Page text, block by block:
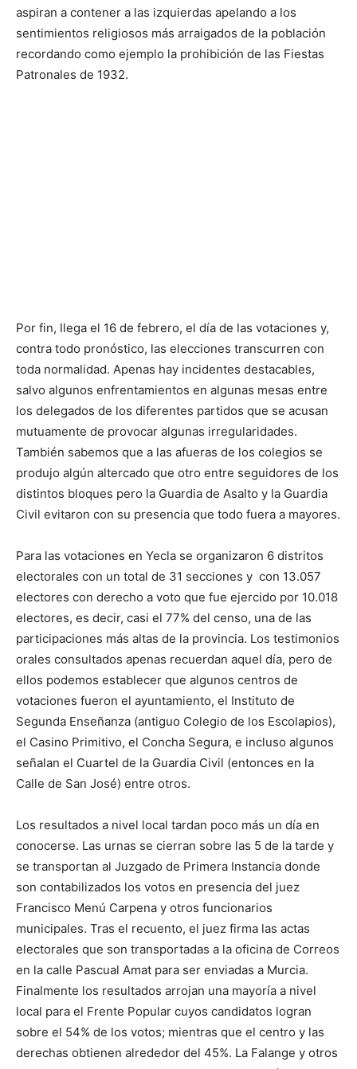
aspiran a contener a las izquierdas apelando a los
sentimientos religiosos más arraigados de la población
recordando como ejemplo la prohibición de las Fiestas
Patronales de 1932.
Por fin, llega el 16 de febrero, el día de las votaciones y,
contra todo pronóstico, las elecciones transcurren con
toda normalidad. Apenas hay incidentes destacables,
salvo algunos enfrentamientos en algunas mesas entre
los delegados de los diferentes partidos que se acusan
mutuamente de provocar algunas irregularidades.
También sabemos que a las afueras de los colegios se
produjo algún altercado que otro entre seguidores de los
distintos bloques pero la Guardia de Asalto y la Guardia
Civil evitaron con su presencia que todo fuera a mayores.
Para las votaciones en Yecla se organizaron 6 distritos
electorales con un total de 31 secciones y con 13.057
electores con derecho a voto que fue ejercido por 10.018
electores, es decir, casi el 77% del censo, una de las
participaciones más altas de la provincia. Los testimonios
orales consultados apenas recuerdan aquel día, pero de
ellos podemos establecer que algunos centros de
votaciones fueron el ayuntamiento, el Instituto de
Segunda Enseñanza (antiguo Colegio de los Escolapios),
el Casino Primitivo, el Concha Segura, e incluso algunos
señalan el Cuartel de la Guardia Civil (entonces en la
Calle de San José) entre otros.
Los resultados a nivel local tardan poco más un día en
conocerse. Las urnas se cierran sobre las 5 de la tarde y
se transportan al Juzgado de Primera Instancia donde
son contabilizados los votos en presencia del juez
Francisco Menú Carpena y otros funcionarios
municipales. Tras el recuento, el juez firma las actas
electorales que son transportadas a la oficina de Correos
en la calle Pascual Amat para ser enviadas a Murcia.
Finalmente los resultados arrojan una mayoría a nivel
local para el Frente Popular cuyos candidatos logran
sobre el 54% de los votos; mientras que el centro y las
derechas obtienen alrededor del 45%. La Falange y otros